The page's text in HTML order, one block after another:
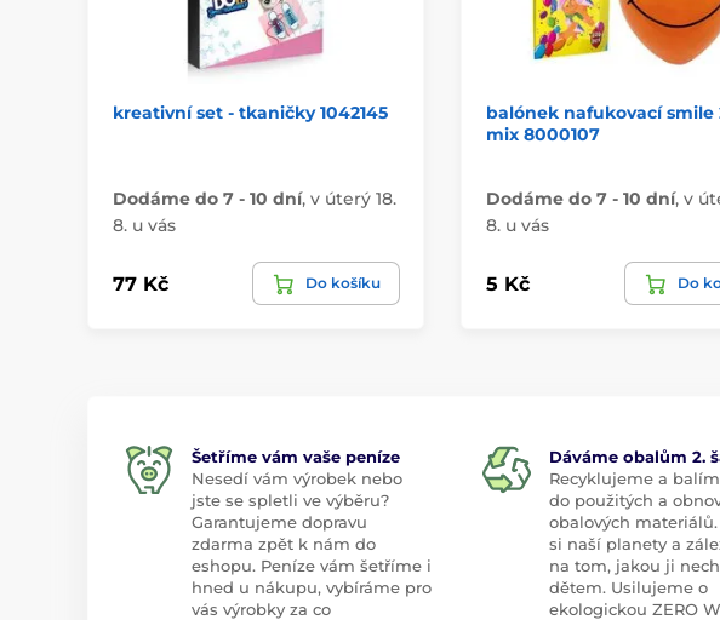
kreativní set - tkaničky 1042145
Dodáme do 7 - 10 dní, v úterý 18.
8. u vás
77 Kč Do košíku
balónek nafukovací smile
mix 8000107
Dodáme do 7 - 10 dní, v
8. u vás
5 Kč Do
Šetříme vám vaše peníze
Nesedí vám výrobek nebo
jste se spletli ve výběru?
Garantujeme dopravu
zdarma zpět k nám do
eshopu. Peníze vám šetříme i
hned u nákupu, vybíráme pro
vás výrobky za co
Dáváme obalům 2.
Recyklujeme a
do použitých a
obalových materiálů.
si naší planety a
na tom, jakou ji
dětem. Usilujeme o
ekologickou ZERO